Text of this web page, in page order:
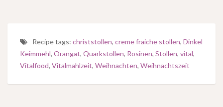
Recipe tags: christstollen, creme fraiche stollen, Dinkel
Keimmehl, Orangat, Quarkstollen, Rosinen, Stollen, vital,
Vitalfood, Vitalmahlzeit, Weihnachten, Weihnachtszeit